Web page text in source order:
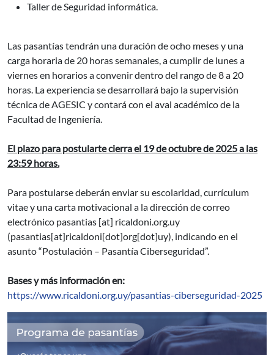
Taller de Seguridad informática.
Las pasantías tendrán una duración de ocho meses y una
carga horaria de 20 horas semanales, a cumplir de lunes a
viernes en horarios a convenir dentro del rango de 8 a 20
horas. La experiencia se desarrollará bajo la supervisión
técnica de AGESIC y contará con el aval académico de la
Facultad de Ingeniería.
El plazo para postularte cierra el 19 de octubre de 2025 a las
23:59 horas.
Para postularse deberán enviar su escolaridad, currículum
vitae y una carta motivacional a la dirección de correo
electrónico pasantias [at] ricaldoni.org.uy
(pasantias[at]ricaldoni[dot]org[dot]uy), indicando en el
asunto “Postulación – Pasantía Ciberseguridad”.
Bases y más información en:
https://www.ricaldoni.org.uy/pasantias-ciberseguridad-2025